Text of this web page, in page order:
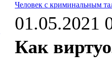
Человек с криминальным
01.05.2021
Как